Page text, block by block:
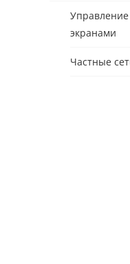
экранами
Частные